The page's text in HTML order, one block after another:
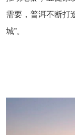
需要，普洱不断打
城”。